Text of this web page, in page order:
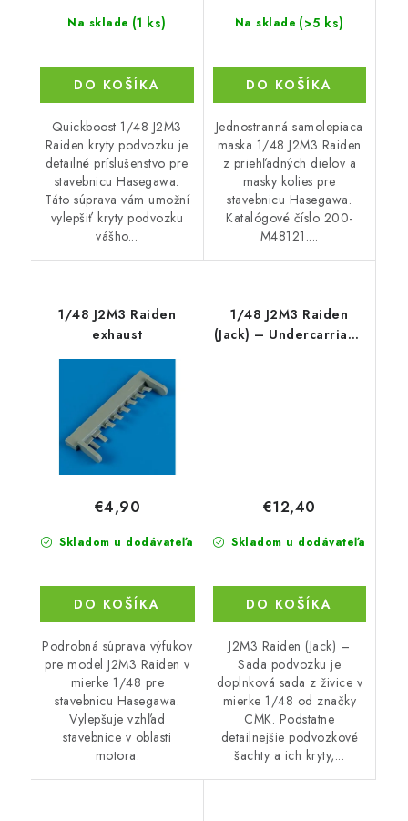
Na sklade (1 ks)
DO KOŠÍKA
Quickboost 1/48 J2M3
Raiden kryty podvozku je
detailné príslušenstvo pre
stavebnicu Hasegawa.
Táto súprava vám umožní
vylepšiť kryty podvozku
vášho...
Na sklade (>5 ks)
DO KOŠÍKA
Jednostranná samolepiaca
maska 1/48 J2M3 Raiden
z priehľadných dielov a
masky kolies pre
stavebnicu Hasegawa.
Katalógové číslo 200-
M48121....
1/48 J2M3 Raiden
exhaust
Skladom u dodávateľa
€4,90
DO KOŠÍKA
Podrobná súprava výfukov
pre model J2M3 Raiden v
mierke 1/48 pre
stavebnicu Hasegawa.
Vylepšuje vzhľad
stavebnice v oblasti
motora.
1/48 J2M3 Raiden
(Jack) – Undercarriage
Skladom u dodávateľa
€12,40
DO KOŠÍKA
J2M3 Raiden (Jack) –
Sada podvozku je
doplnková sada z živice v
mierke 1/48 od značky
CMK. Podstatne
detailnejšie podvozkové
šachty a ich kryty,...